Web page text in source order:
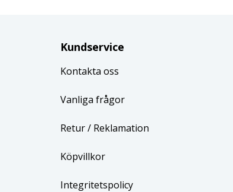
Kundservice
Kontakta oss
Vanliga frågor
Retur/ Reklamation
Köpvillkor
Integritetspolicy